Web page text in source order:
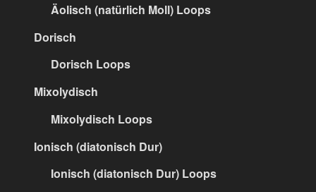
Äolisch (natürlich Moll) Loops
Dorisch
Dorisch Loops
Mixolydisch
Mixolydisch Loops
Ionisch (diatonisch Dur)
Ionisch (diatonisch Dur) Loops